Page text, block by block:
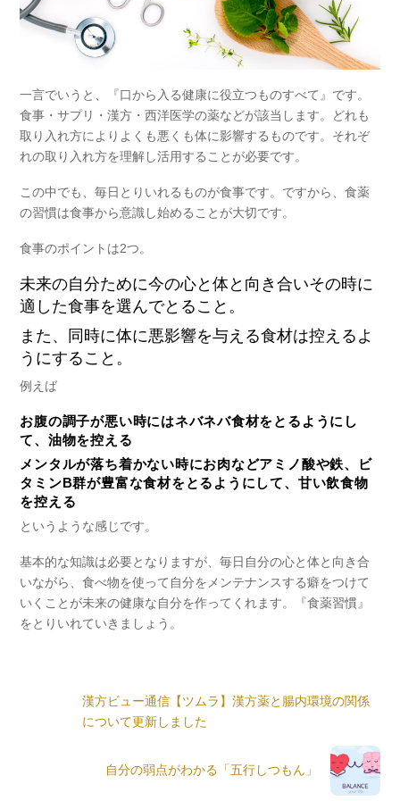
一言でいうと、『口から入る健康に役立つものすべて』です。
食事・サプリ・漢方・西洋医学の薬などが該当します。どれも
取り入れ方によりよくも悪くも体に影響するものです。それぞ
れの取り入れ方を理解し活用することが必要です。
この中でも、毎日とりいれるものが食事です。ですから、食薬
の習慣は食事から意識し始めることが大切です。
食事のポイントは2つ。
未来の自分ために今の心と体と向き合いその時に
適した食事を選んでとること。
また、同時に体に悪影響を与える食材は控えるよ
うにすること。
例えば
お腹の調子が悪い時にはネバネバ食材をとるようにし
て、油物を控える
メンタルが落ち着かない時にお肉などアミノ酸や鉄、ビ
タミンB群が豊富な食材をとるようにして、甘い飲食物
を控える
というような感じです。
基本的な知識は必要となりますが、毎日自分の心と体と向き合
いながら、食べ物を使って自分をメンテナンスする癖をつけて
いくことが未来の健康な自分を作ってくれます。
『食薬習慣』
をとりいれていきましょう。
漢方ビュー通信【ツムラ】漢方薬と腸内環境の関係
について更新しました
自分の弱点がわかる「五行しつもん」